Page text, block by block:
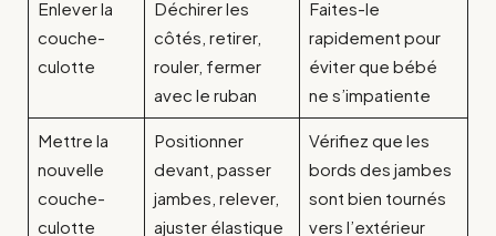
Enlever la
couche-
culotte
Déchirer les
côtés, retirer,
rouler, fermer
avec le ruban
Faites-le
rapidement pour
éviter que bébé
ne s’impatiente
Mettre la
nouvelle
couche-
culotte
Positionner
devant, passer
jambes, relever,
ajuster élastique
Vérifiez que les
bords des jambes
sont bien tournés
vers l’extérieur